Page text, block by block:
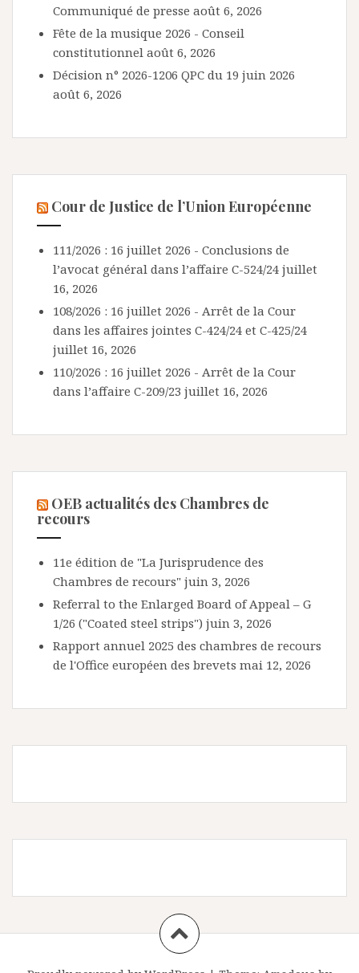
Communiqué de presse août 6, 2026
Fête de la musique 2026 - Conseil
constitutionnel août 6, 2026
Décision n° 2026-1206 QPC du 19 juin 2026
août 6, 2026
Cour de Justice de l’Union Européenne
111/2026 : 16 juillet 2026 - Conclusions de
l’avocat général dans l’affaire C-524/24 juillet
16, 2026
108/2026 : 16 juillet 2026 - Arrêt de la Cour
dans les affaires jointes C-424/24 et C-425/24
juillet 16, 2026
110/2026 : 16 juillet 2026 - Arrêt de la Cour
dans l’affaire C-209/23 juillet 16, 2026
OEB actualités des Chambres de
recours
11e édition de "La Jurisprudence des
Chambres de recours" juin 3, 2026
Referral to the Enlarged Board of Appeal – G
1/26 ("Coated steel strips") juin 3, 2026
Rapport annuel 2025 des chambres de recours
de l'Office européen des brevets mai 12, 2026